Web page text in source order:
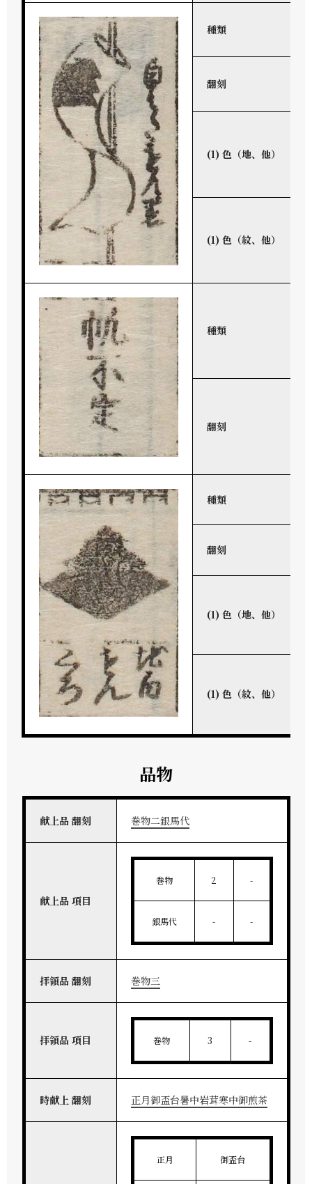
種類
翻刻
(1) 色（地、他）
(1) 色（紋、他）
種類
翻刻
種類
翻刻
(1) 色（地、他）
(1) 色（紋、他）
品物
献上品 翻刻 巻物二銀馬代
献上品 項目
巻物 2 -
銀馬代 - -
拝領品 翻刻 巻物三
拝領品 項目 巻物 3 -
時献上 翻刻 正月御盃台暑中岩茸寒中御煎茶
正月 御盃台